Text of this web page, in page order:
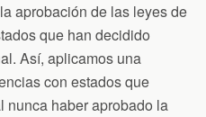
aprobación de las leyes de
que han decidido
Así, aplicamos una
con estados que
nunca haber aprobado la